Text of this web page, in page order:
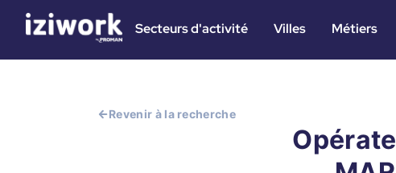
Secteurs d'activité Villes Métiers
Revenir à la recherche